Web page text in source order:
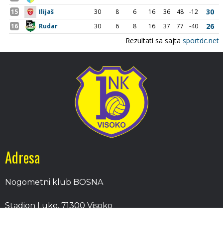
Adresa
Nogometni klub BOSNA
Stadion Luke, 71300 Visoko